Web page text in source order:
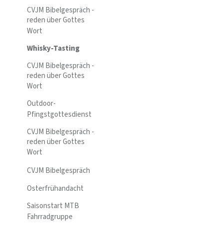
CVJM Bibelgespräch -
reden über Gottes
Wort
Whisky-Tasting
CVJM Bibelgespräch -
reden über Gottes
Wort
Outdoor-
Pfingstgottesdienst
CVJM Bibelgespräch -
reden über Gottes
Wort
CVJM Bibelgespräch
Osterfrühandacht
Saisonstart MTB
Fahrradgruppe